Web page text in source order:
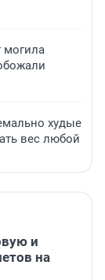
могила
худые
вес любой
и
на